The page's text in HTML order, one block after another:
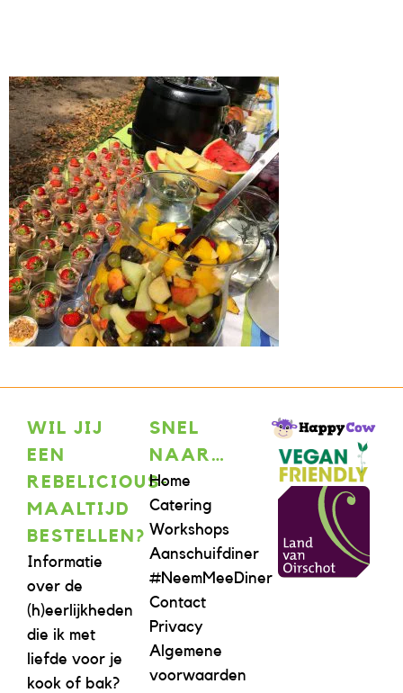
WIL JIJ
EEN
REBELICIOUS-
MAALTIJD
BESTELLEN?
Informatie
over de
(h)eerlijkheden
die ik met
liefde voor je
kook of bak?
SNEL
NAAR…
Home
Catering
Workshops
Aanschuifdiner
#NeemMeeDiner
Contact
Privacy
Algemene
voorwaarden